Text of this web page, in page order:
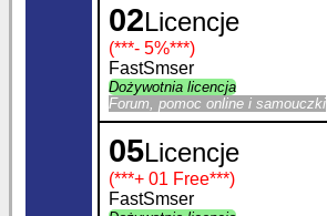
02Licencje
(***- 5%***)
FastSmser
Dożywotnia licencja
Forum, pomoc online i samouczki
05Licencje
(***+ 01 Free***)
FastSmser